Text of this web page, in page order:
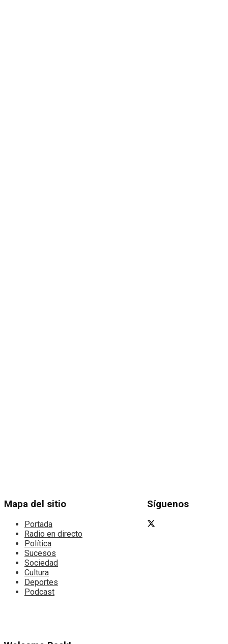
Mapa del sitio
Portada
Radio en directo
Política
Sucesos
Sociedad
Cultura
Deportes
Podcast
Síguenos